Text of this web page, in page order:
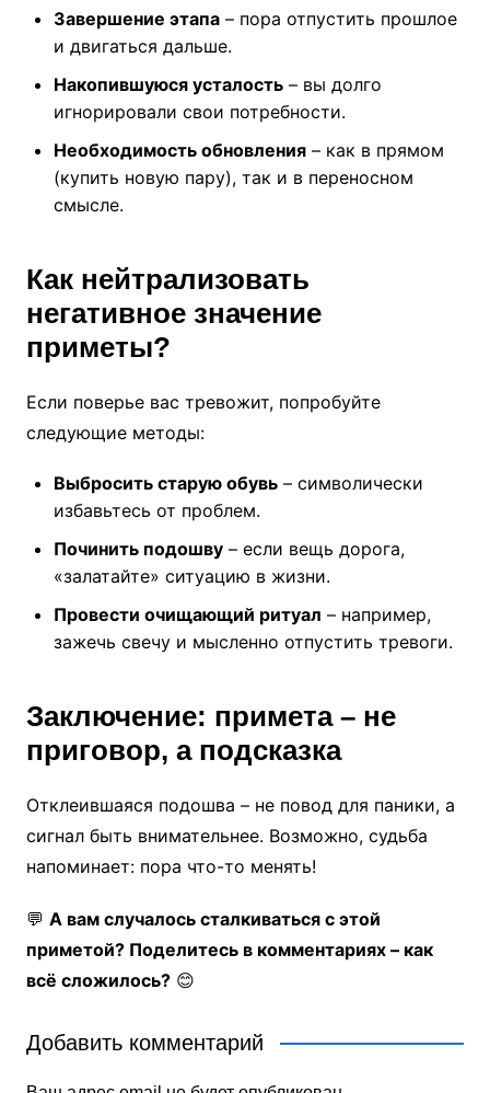
Завершение этапа– пора отпустить прошлое
и двигаться дальше.
Накопившуюся усталость– вы долго
игнорировали свои потребности.
Необходимость обновления– как в прямом
(купить новую пару), так и в переносном
смысле.
Как нейтрализовать
негативное значение
приметы?
Если поверье вас тревожит, попробуйте
следующие методы:
Выбросить старую обувь– символически
избавьтесь от проблем.
Починить подошву– если вещь дорога,
«залатайте» ситуацию в жизни.
Провести очищающий ритуал – например,
зажечь свечу и мысленно отпустить тревоги.
Заключение: примета – не
приговор, а подсказка
Отклеившаяся подошва – не повод для паники, а
сигнал быть внимательнее. Возможно, судьба
напоминает: пора что-то менять!
💬 А вам случалось сталкиваться с этой
приметой? Поделитесь в комментариях – как
всё сложилось?😊
Добавить комментарий